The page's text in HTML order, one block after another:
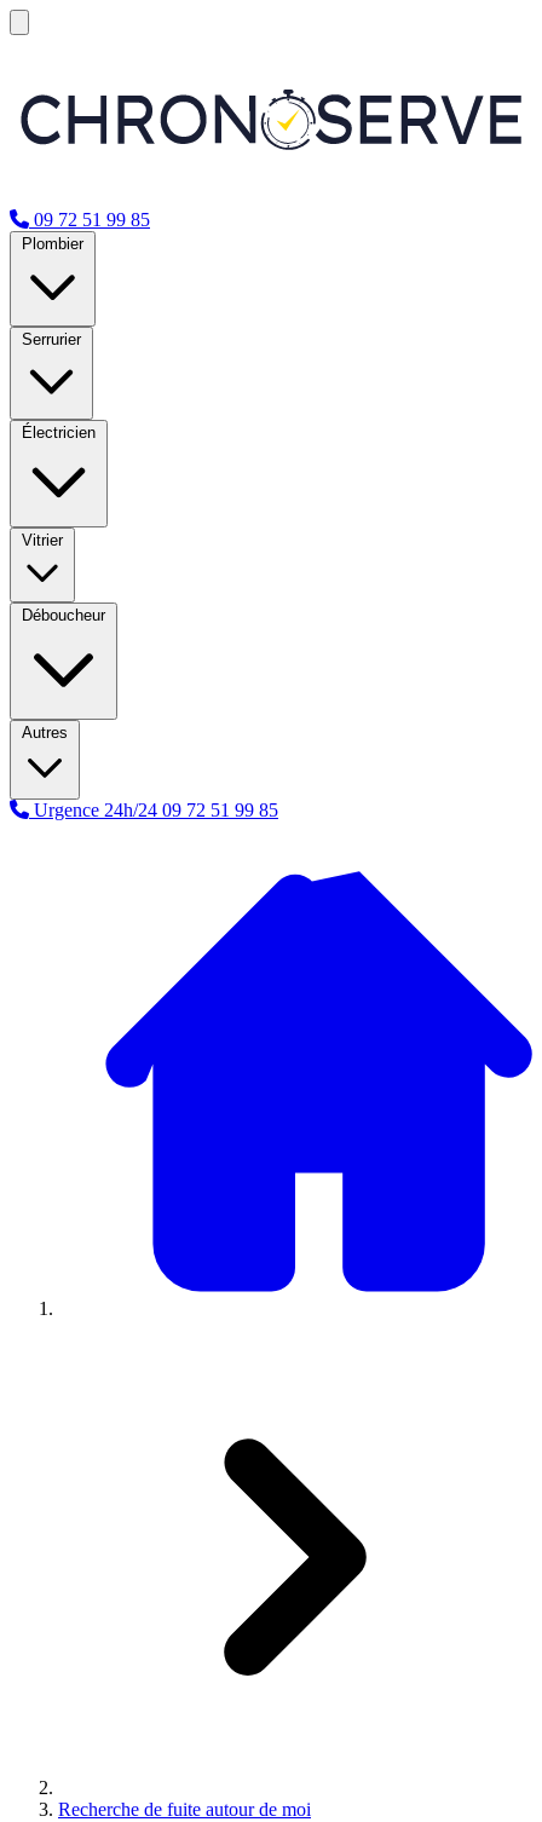
09 72 51 99 85
Plombier
Serrurier
Électricien
Vitrier
Déboucheur
Autres
Urgence 24h/24 09 72 51 99 85
Recherche de fuite autour de moi